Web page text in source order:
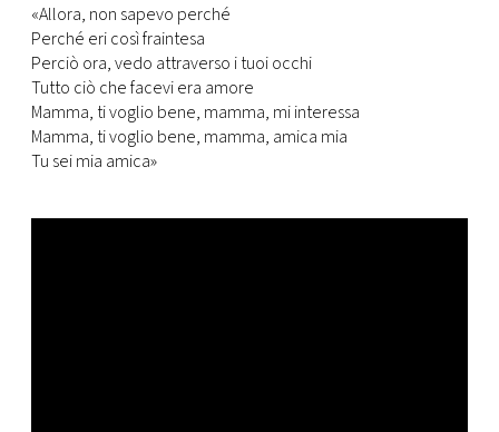
«Allora, non sapevo perché
Perché eri così fraintesa
Perciò ora, vedo attraverso i tuoi occhi
Tutto ciò che facevi era amore
Mamma, ti voglio bene, mamma, mi interessa
Mamma, ti voglio bene, mamma, amica mia
Tu sei mia amica»